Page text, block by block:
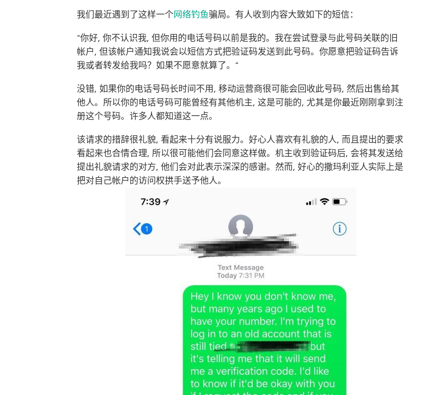
我们最近遇到了这样一个网络钓鱼骗局。有人收到内容大致如下的短信：
“你好, 你不认识我, 但你用的电话号码以前是我的。我在尝试登录与此号码关联的旧
帐户, 但该帐户通知我说会以短信方式把验证码发送到此号码。你愿意把验证码告诉
我或者转发给我吗？如果不愿意就算了。”
没错, 如果你的电话号码长时间不用, 移动运营商很可能会回收此号码, 然后出售给其
他人。所以你的电话号码可能曾经有其他机主, 这是可能的, 尤其是你最近刚刚拿到注
册这个号码。许多人都知道这一点。
该请求的措辞很礼貌, 看起来十分有说服力。好心人喜欢有礼貌的人, 而且提出的要求
看起来也合情合理, 所以很可能他们会同意这样做。机主收到验证码后, 会将其发送给
提出礼貌请求的对方, 他们会对此表示深深的感谢。然而, 好心的撒玛利亚人实际上是
把对自己帐户的访问权拱手送予他人。